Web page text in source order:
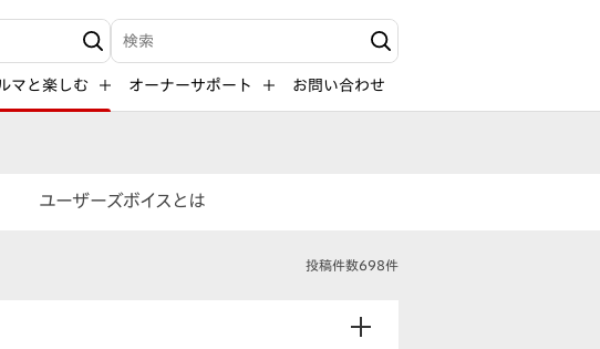
検索キーワード入力
マと楽しむ オーナーサポート お問い合わせ
ユーザーズボイスとは
投稿件数698件